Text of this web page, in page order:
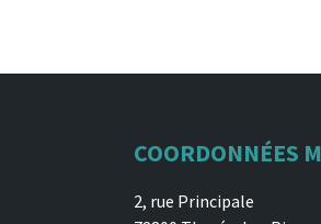
COORDONNÉES
2, rue Principale